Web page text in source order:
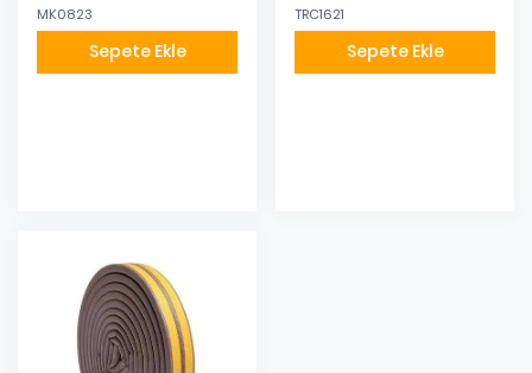
MK0823
Sepete Ekle
TRC1621
Sepete Ekle